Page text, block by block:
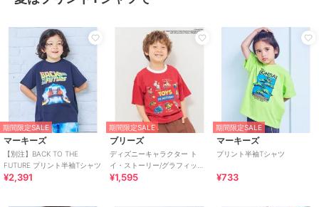
期間限定SALE
マーキーズ
【別注】BACK TO THE
FUTURE プリント半袖Tシャツ
¥2,391
期間限定SALE
ブリーズ
ディズニーキャラクター ト
イ・ストーリー/グラフィックT
シャツ
¥1,595
期間限定SALE
マーキーズ
プリント半袖Tシャツ
¥733